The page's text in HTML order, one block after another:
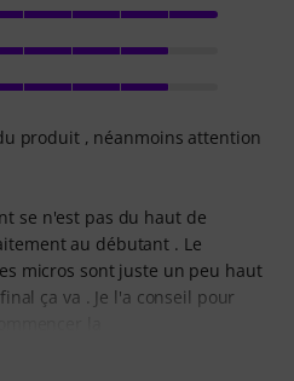
produit , néanmoins attention
se n'est pas du haut de
au débutant . Le
micros sont juste un peu haut
ça va . Je l'a conseil pour